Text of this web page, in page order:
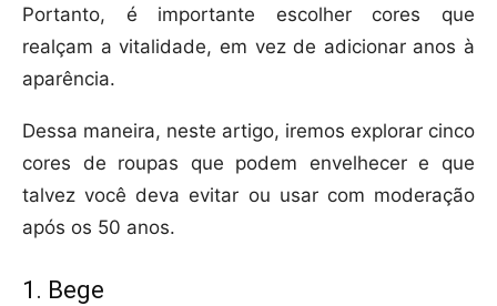
Portanto, é importante escolher cores que
realçam a vitalidade, em vez de adicionar anos à
aparência.
Dessa maneira, neste artigo, iremos explorar cinco
cores de roupas que podem envelhecer e que
talvez você deva evitar ou usar com moderação
após os 50 anos.
1. Bege